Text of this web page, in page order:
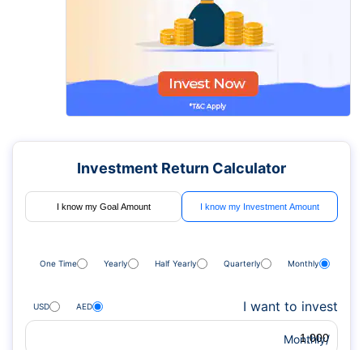
Investment Return Calculator
I know my Investment Amount
I know my Goal Amount
Monthly
Quarterly
Half Yearly
Yearly
One Time
I want to invest
AED
USD
/Monthly